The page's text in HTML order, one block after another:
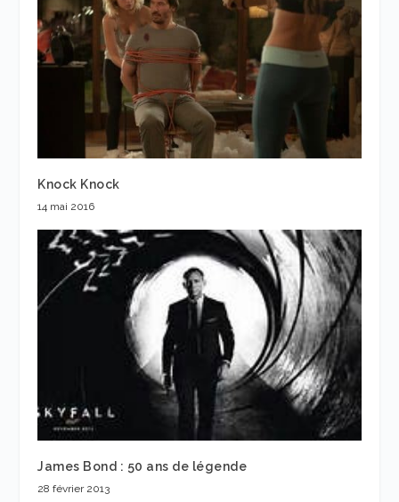
Knock Knock
14 mai 2016
James Bond : 50 ans de légende
28 février 2013